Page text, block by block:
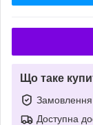
Що таке
Замовлення
Доступна